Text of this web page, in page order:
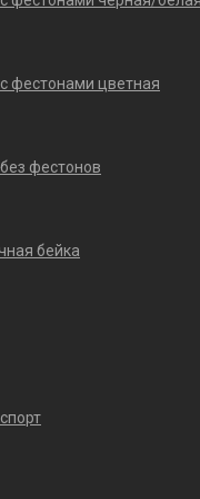
фестонами цветная
фестонов
бейка